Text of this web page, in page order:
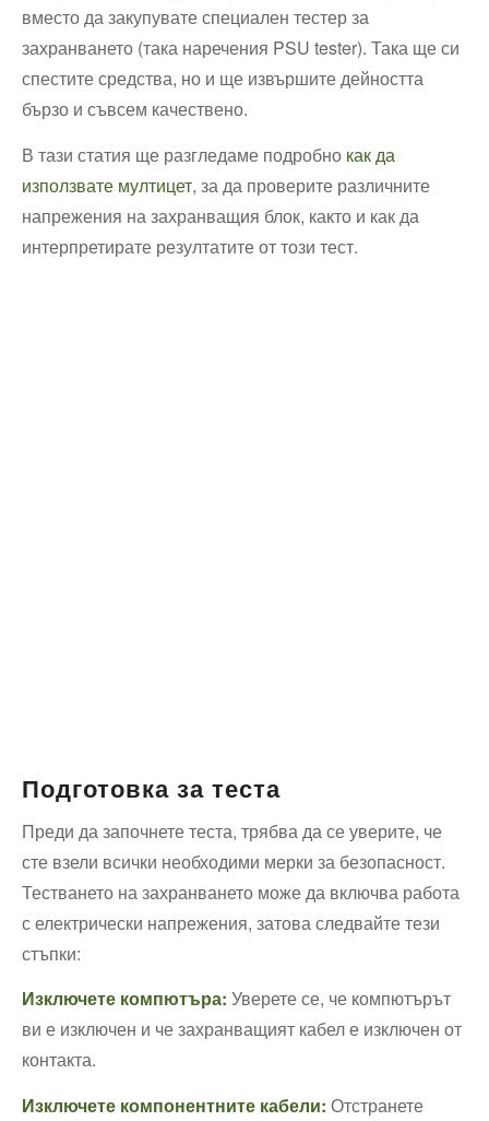
вместо да закупувате специален тестер за
захранването (така наречения PSU tester). Така ще си
спестите средства, но и ще извършите дейността
бързо и съвсем качествено.
В тази статия ще разгледаме подробно как да
използвате мултицет, за да проверите различните
напрежения на захранващия блок, както и как да
интерпретирате резултатите от този тест.
Подготовка за теста
Преди да започнете теста, трябва да се уверите, че
сте взели всички необходими мерки за безопасност.
Тестването на захранването може да включва работа
с електрически напрежения, затова следвайте тези
стъпки:
Изключете компютъра: Уверете се, че компютърът
ви е изключен и че захранващият кабел е изключен от
контакта.
Изключете компонентните кабели: Отстранете